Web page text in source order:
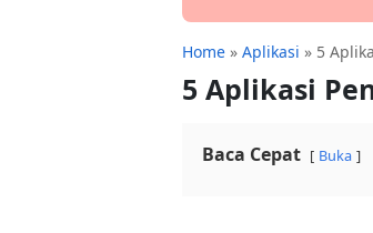
Home » Aplikasi » 5
5 Aplikasi
Baca Cepat Buka